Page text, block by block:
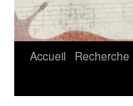
Accueil Recherche